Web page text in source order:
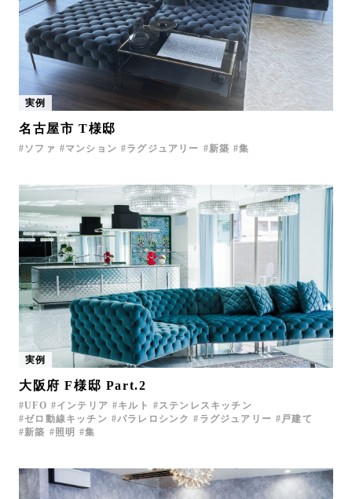
実例
名古屋市 T様邸
ソファ マンション ラグジュアリー 新築 集
実例
大阪府 F様邸 Part.2
UFO インテリア キルト
ステンレスキッチン
ゼロ動線キッチン
パラレロシンク ラグジュアリー
戸建て
新築
照明 集